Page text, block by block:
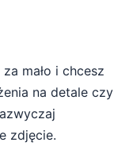
mało i chcesz
na detale czy
zdjęcie.